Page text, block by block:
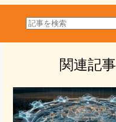
検
索
関連記事